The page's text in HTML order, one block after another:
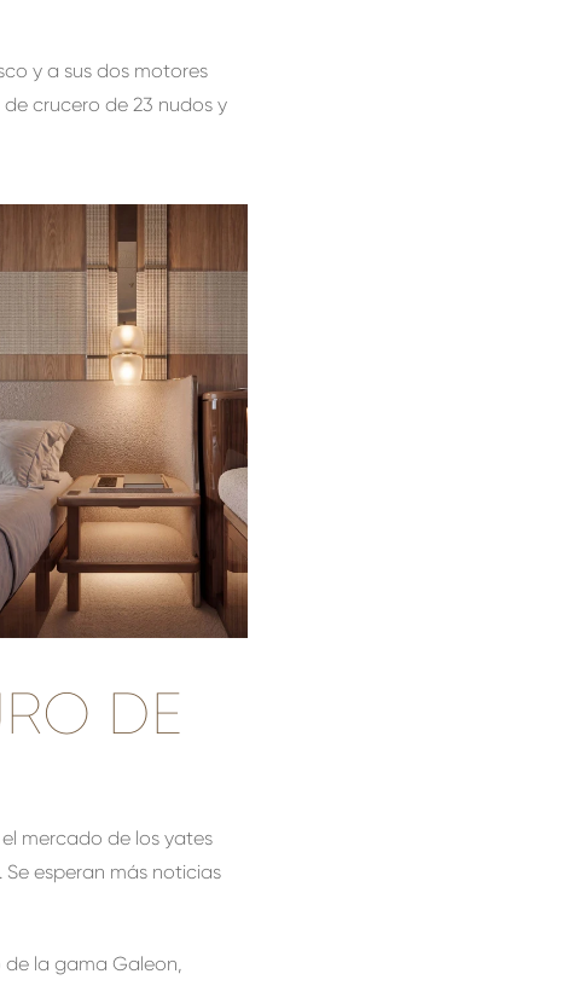
y a sus dos motores
crucero de 23 nudos y
DE
mercado de los yates
esperan más noticias
la gama Galeon,